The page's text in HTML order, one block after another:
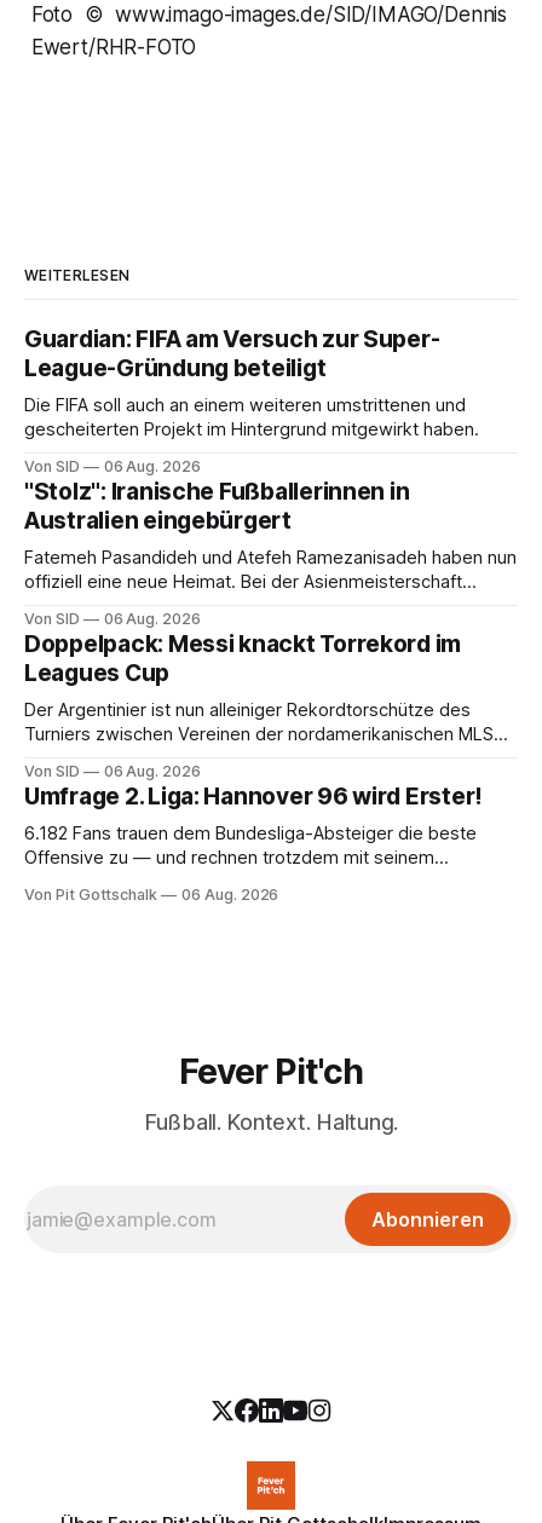
Foto © www.imago-images.de/SID/IMAGO/Dennis
Ewert/RHR-FOTO
WEITERLESEN
Guardian: FIFA am Versuch zur Super-
League-Gründung beteiligt
Die FIFA soll auch an einem weiteren umstrittenen und
gescheiterten Projekt im Hintergrund mitgewirkt haben.
Von SID 06 Aug. 2026
"Stolz": Iranische Fußballerinnen in
Australien eingebürgert
Fatemeh Pasandideh und Atefeh Ramezanisadeh haben nun
offiziell eine neue Heimat. Bei der Asienmeisterschaft
Von SID 06 Aug. 2026
Doppelpack: Messi knackt Torrekord im
Leagues Cup
Der Argentinier ist nun alleiniger Rekordtorschütze des
Turniers zwischen Vereinen der nordamerikanischen MLS
Von SID 06 Aug. 2026
Umfrage 2. Liga: Hannover 96 wird Erster!
6.182 Fans trauen dem Bundesliga-Absteiger die beste
Offensive zu — und rechnen trotzdem mit seinem
Lokalrivale in Niedersachsen.
Von Pit Gottschalk 06 Aug. 2026
Fever Pit'ch
Fußball. Kontext. Haltung.
Abonnieren